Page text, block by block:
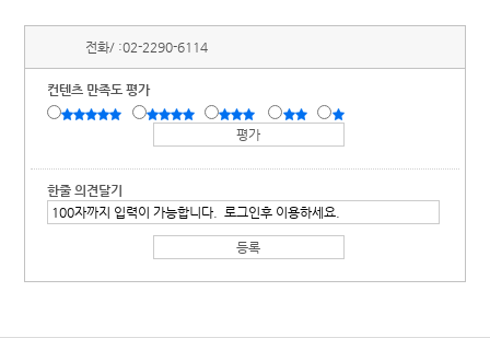
전화/ :02-2290-6114
컨텐츠 만족도 평가
한줄 의견달기